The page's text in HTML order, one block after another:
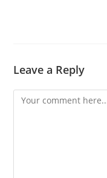
Leave a Reply
Comment